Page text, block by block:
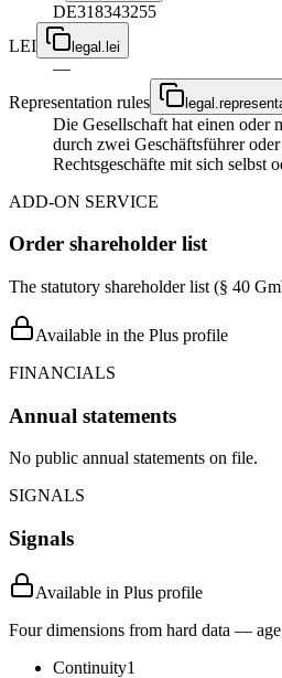
DE318343255
LEI
legal.lei
—
Representation rules
Die Gesellschaft hat einen oder
durch zwei Geschäftsführer
Rechtsgeschäfte mit sich selbst
ADD-ON SERVICE
Order shareholder list
The statutory shareholder list (§ 40
Available in the Plus profile
FINANCIALS
Annual statements
No public annual statements on file.
SIGNALS
Signals
Available in Plus profile
Four dimensions from hard data —
Continuity1